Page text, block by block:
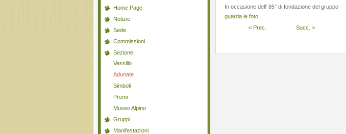
Home Page
Notizie
Sede
Commissioni
Sezione
Vessillo
Adunate
Simboli
Premi
Museo Alpino
Gruppi
Manifestazioni
In occasione dell' 85° di fondazione del gruppo
guarda le foto
< Prec.
Succ. >